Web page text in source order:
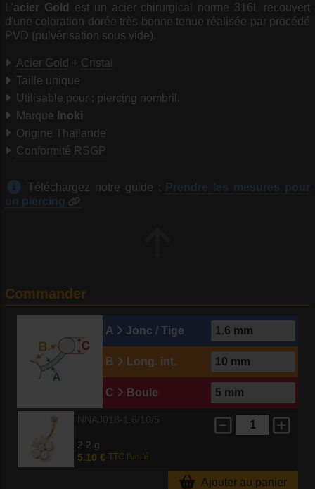
L'acier Gold
est un acier chirurgical norme 316L recouvert
d'une coloration dorée très bonne tenue réalisée par procédé
PVD (pulvérisation sous vide).
Acier Gold + Cristal
Taille unique
Utilisable pour : piercing nombril.
Marque Inoki
Origine Thaïlande
Conformité RSGP
Téléchargez notre guide :
Prendre les mesures pour
un piercing
Commander
A Jonc / Tige
B Long. int.
C Boule
2.2 g
5.10 € TTC l'unité
Ajouter au panier